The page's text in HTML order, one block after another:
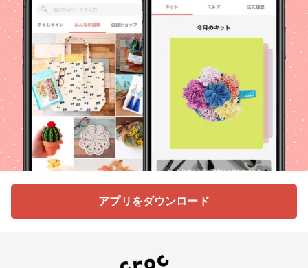
アプリをダウンロード